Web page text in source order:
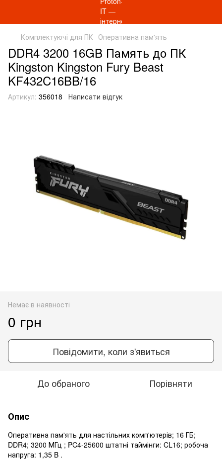
Комплектуючі для ПК Оперативна пам'ять
DDR4 3200 16GB Память до ПК
Kingston Kingston Fury Beast
KF432C16BB/16
Артикул: 356018 Написати відгук
Немає в наявності
0 грн
Повідомити, коли з'явиться
До обраного Порівняти
Опис
Оперативна пам'ять для настільних комп'ютерів; 16 ГБ;
DDR4; 3200 МГц ; PC4-25600 штатні таймінги: CL16; робоча
напруга: 1,35 B .